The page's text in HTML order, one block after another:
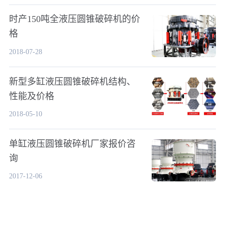
时产150吨全液压圆锥破碎机的价
格
2018-07-28
新型多缸液压圆锥破碎机结构、
性能及价格
2018-05-10
单缸液压圆锥破碎机厂家报价咨
询
2017-12-06